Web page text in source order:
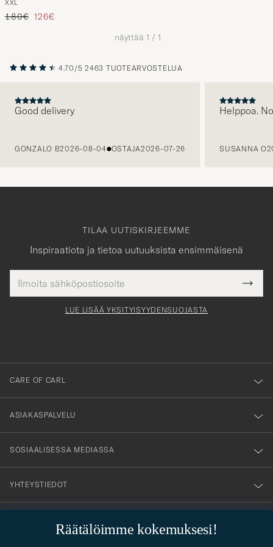
Marine
XXL
Tavallinen hinta
180€ Alennettu hinta
126€
näyttää 1 / 1
4.70/5 2463 TUOTEARVOSTELUA
Good delivery
GONZALO B2026-08-04 OSTAJA2026-07-26
Helppoa.
SUSANNA O
Räätälöimme kokemuksesi!
TILAA UUTISKIRJEEMME
Inspiraatiota ja tietoa uutuuksista ensimmäisenä
tieto
Tack
för
dig
till
vårt
nyhetsbrev!
LUE LISÄÄ YKSITYISYYDENSUOJASTA
CARE OF CARL
ASIAKASPALVELU
SOSIAALISESSA MEDIASSA
YHTEYSTIEDOT
PUKEUTUMISNEUVONTA